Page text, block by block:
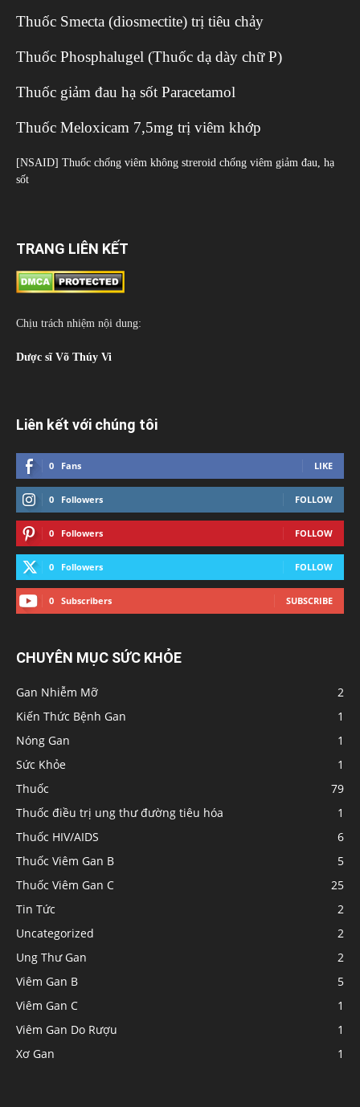
Thuốc Smecta (diosmectite) trị tiêu chảy
Thuốc Phosphalugel (Thuốc dạ dày chữ P)
Thuốc giảm đau hạ sốt Paracetamol
Thuốc Meloxicam 7,5mg trị viêm khớp
[NSAID] Thuốc chống viêm không streroid chống viêm giảm đau, hạ
sốt
TRANG LIÊN KẾT
Chịu trách nhiệm nội dung:
Dược sĩ Võ Thúy Vi
Liên kết với chúng tôi
0 Fans LIKE
0 Followers FOLLOW
0 Followers FOLLOW
0 Followers FOLLOW
0 Subscribers SUBSCRIBE
CHUYÊN MỤC SỨC KHỎE
Gan Nhiễm Mỡ
2
Kiến Thức Bệnh Gan
1
Nóng Gan
1
Sức Khỏe
1
Thuốc
79
Thuốc điều trị ung thư đường tiêu hóa
1
Thuốc HIV/AIDS
6
Thuốc Viêm Gan B
5
Thuốc Viêm Gan C
25
Tin Tức
2
Uncategorized
2
Ung Thư Gan
2
Viêm Gan B
5
Viêm Gan C
1
Viêm Gan Do Rượu
1
Xơ Gan
1